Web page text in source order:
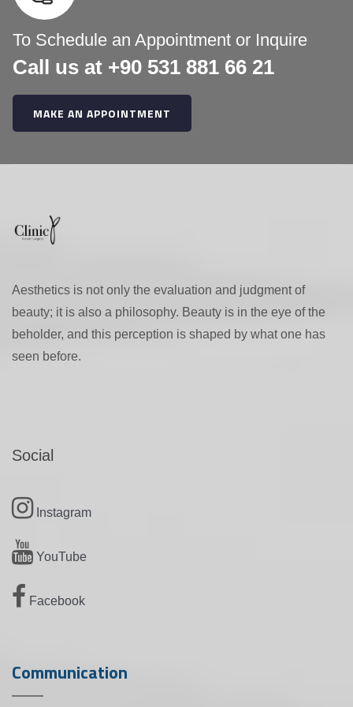
r
To Schedule an Appointment or Inquire
Call us at +90 531 881 66 21
MAKE AN APPOINTMENT
Aesthetics is not only the evaluation and judgment of
beauty; it is also a philosophy. Beauty is in the eye of the
beholder, and this perception is shaped by what one has
seen before.
Social
Instagram
YouTube
Facebook
Communication